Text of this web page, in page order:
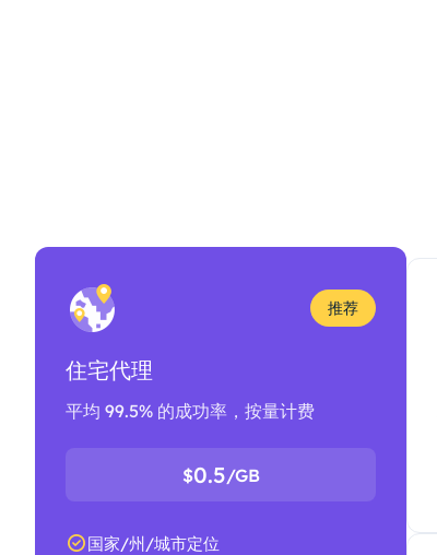
推荐
住宅代理
平均 99.5% 的成功率，按量计费
$0.5/GB
国家/州/城市定位